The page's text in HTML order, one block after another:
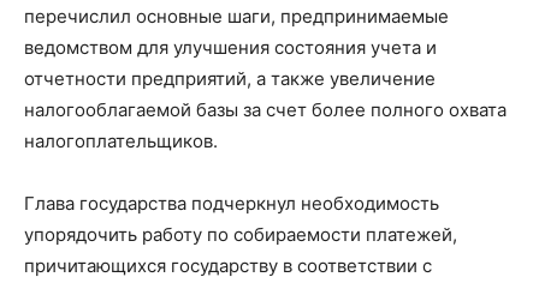
перечислил основные шаги, предпринимаемые
ведомством для улучшения состояния учета и
отчетности предприятий, а также увеличение
налогооблагаемой базы за счет более полного охвата
налогоплательщиков.
Глава государства подчеркнул необходимость
упорядочить работу по собираемости платежей,
причитающихся государству в соответствии с